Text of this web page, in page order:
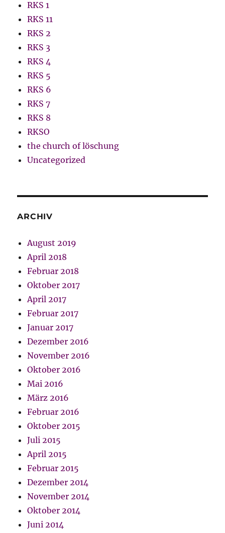
RKS 1
RKS 11
RKS 2
RKS 3
RKS 4
RKS 5
RKS 6
RKS 7
RKS 8
RKSO
the church of löschung
Uncategorized
ARCHIV
August 2019
April 2018
Februar 2018
Oktober 2017
April 2017
Februar 2017
Januar 2017
Dezember 2016
November 2016
Oktober 2016
Mai 2016
März 2016
Februar 2016
Oktober 2015
Juli 2015
April 2015
Februar 2015
Dezember 2014
November 2014
Oktober 2014
Juni 2014